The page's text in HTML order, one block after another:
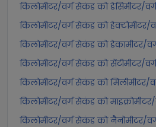
किलोमीटर/वर्ग सेकंड को डेसिमीटर/
किलोमीटर/वर्ग सेकंड को
किलोमीटर/वर्ग सेकंड को डेकामीटर/
किलोमीटर/वर्ग सेकंड को सेंटीमीटर/
किलोमीटर/वर्ग सेकंड को
किलोमीटर/वर्ग सेकंड को
किलोमीटर/वर्ग सेकंड को नैनोमीटर/